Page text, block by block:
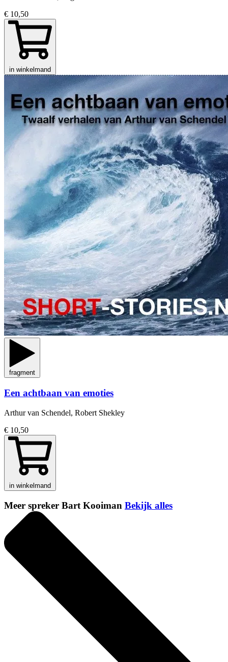
€ 10,50
in winkelmand
fragment
Een achtbaan van emoties
Arthur van Schendel, Robert Shekley
€ 10,50
in winkelmand
Meer spreker Bart Kooiman Bekijk alles